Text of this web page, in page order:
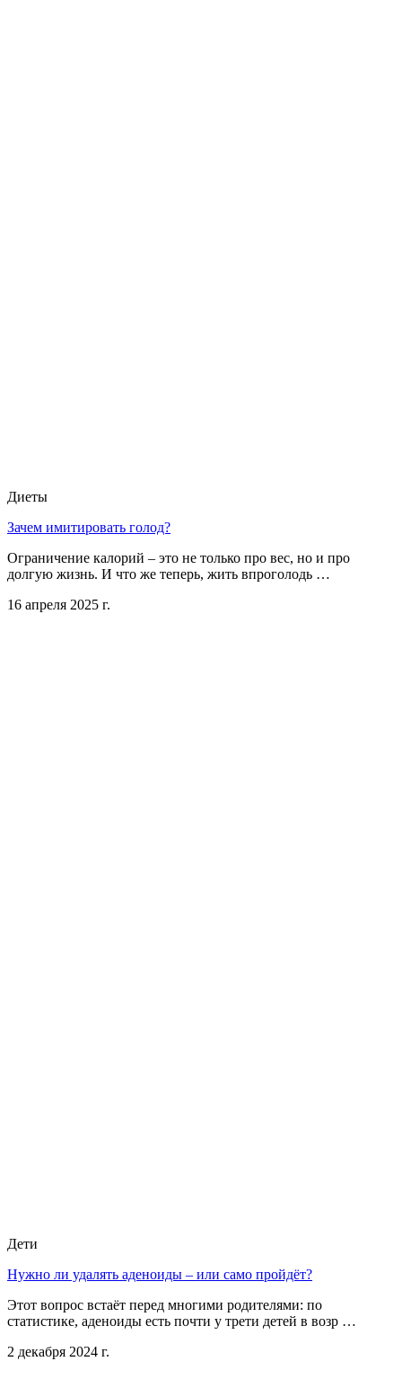
Диеты
Зачем имитировать голод?
Ограничение калорий – это не только про вес, но и про
долгую жизнь. И что же теперь, жить впроголодь …
16 апреля 2025 г.
Дети
Нужно ли удалять аденоиды – или само пройдёт?
Этот вопрос встаёт перед многими родителями: по
статистике, аденоиды есть почти у трети детей в возр …
2 декабря 2024 г.